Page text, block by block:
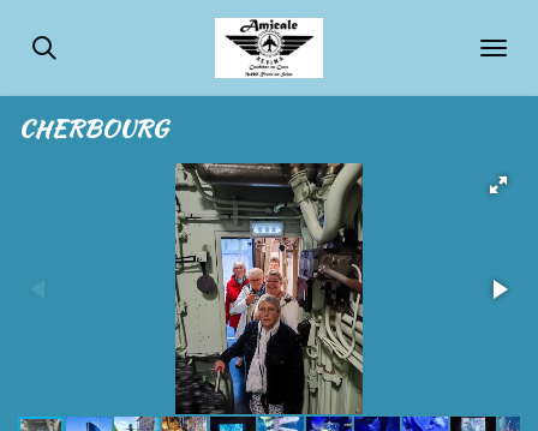
au
principal
CHERBOURG